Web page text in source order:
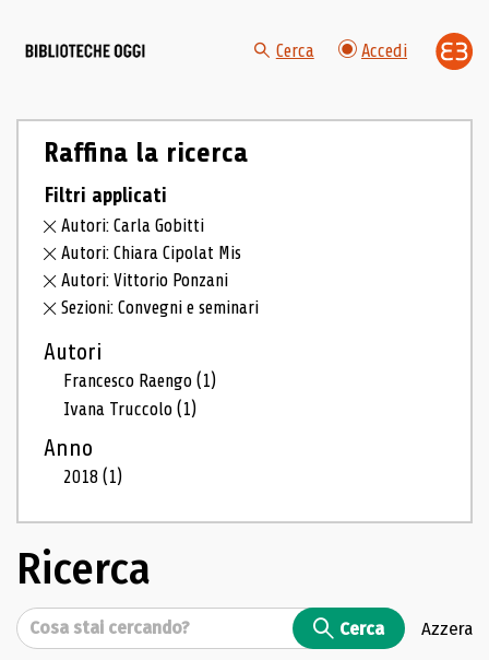
Cerca Accedi
Raffina la ricerca
Filtri applicati
Autori: Carla Gobitti
Autori: Chiara Cipolat Mis
Autori: Vittorio Ponzani
Sezioni: Convegni e seminari
Autori
Francesco Raengo(1)
Ivana Truccolo(1)
Anno
2018(1)
Ricerca
Cerca Cerca Azzera